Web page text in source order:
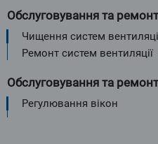
Обслуговування та
Чищення систем
Ремонт систем вентиляції
Обслуговування та
Регулювання вікон